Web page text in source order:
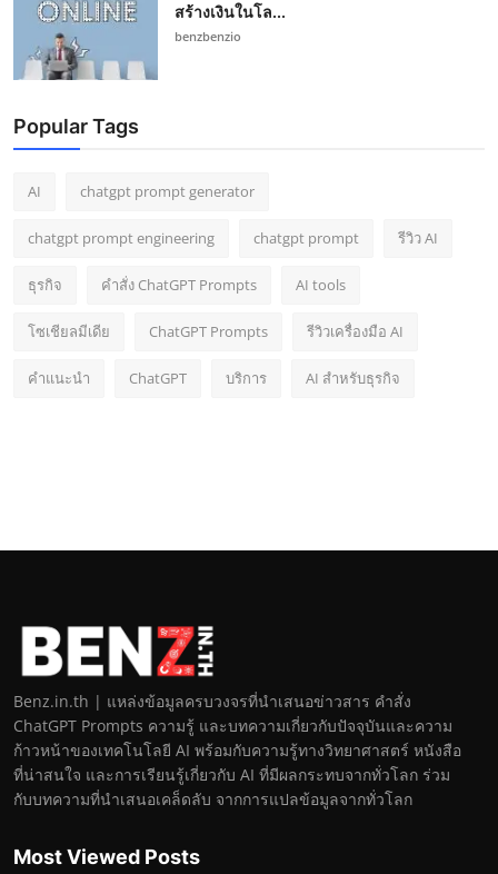
สร้างเงินในโล...
benzbenzio
Popular Tags
AI chatgpt prompt generator
chatgpt prompt engineering chatgpt prompt รีวิว AI
ธุรกิจ คำสั่ง ChatGPT Prompts AI tools
โซเชียลมีเดีย ChatGPT Prompts รีวิวเครื่องมือ AI
คำแนะนำ ChatGPT บริการ AI สำหรับธุรกิจ
Benz.in.th | แหล่งข้อมูลครบวงจรที่นำเสนอข่าวสาร คำสั่ง
ChatGPT Prompts ความรู้ และบทความเกี่ยวกับปัจจุบันและความ
ก้าวหน้าของเทคโนโลยี AI พร้อมกับความรู้ทางวิทยาศาสตร์ หนังสือ
ที่น่าสนใจ และการเรียนรู้เกี่ยวกับ AI ที่มีผลกระทบจากทั่วโลก ร่วม
กับบทความที่นำเสนอเคล็ดลับ จากการแปลข้อมูลจากทั่วโลก
Most Viewed Posts